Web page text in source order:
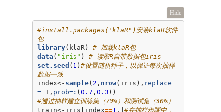
Hide
#install.packages("klaR")安装klaR软件
包
library(klaR) # 加载klaR包
data ( "iris" ) # 读取R自带数据包iris
set.seed ( 1 ) #设置随机种子，以保证每次抽样
数据一致
index<- sample( 2 , nrow(iris), replace
= T, prob=c (0.7 , 0.3
#通过抽样建立训练集（70%）和测试集（30%）
train<-iris[index==1 ,] #在抽样步骤中，